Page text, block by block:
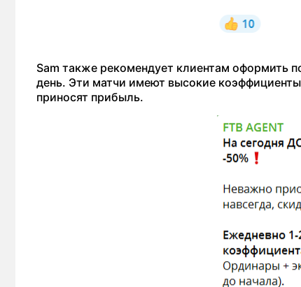
Sam также рекомендует клиентам оформить
день. Эти матчи имеют высокие
приносят прибыль.